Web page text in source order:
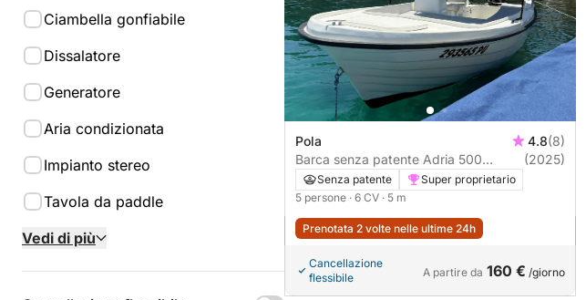
Ciambella gonfiabile
Dissalatore
Generatore
Aria condizionata
Impianto stereo
Tavola da paddle
Vedi di più
Pola 4.8(8)
Barca senza patente Adria 500
sundeck deluxe 6CV
(2025)
Senza patente
Super proprietario
5 persone · 6 CV · 5 m
Prenotata 2 volte nelle ultime 24h
Cancellazione
flessibile
A partire da 160 € /giorno